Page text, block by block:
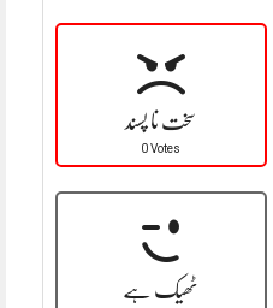
سخت نا پسند
0 Votes
ٹھیک ہے